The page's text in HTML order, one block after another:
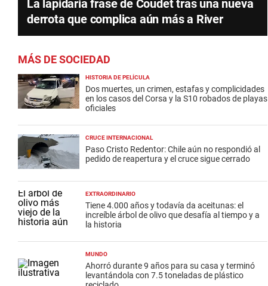
La lapidaria frase de Coudet tras una nueva
derrota que complica aún más a River
MÁS DE SOCIEDAD
HISTORIA DE PELÍCULA
Dos muertes, un crimen, estafas y complicidades
en los casos del Corsa y la S10 robados de playas
oficiales
CRUCE INTERNACIONAL
Paso Cristo Redentor: Chile aún no respondió al
pedido de reapertura y el cruce sigue cerrado
EXTRAORDINARIO
Tiene 4.000 años y todavía da aceitunas: el
increíble árbol de olivo que desafía al tiempo y a
la historia
MUNDO
Ahorró durante 9 años para su casa y terminó
levantándola con 7.5 toneladas de plástico